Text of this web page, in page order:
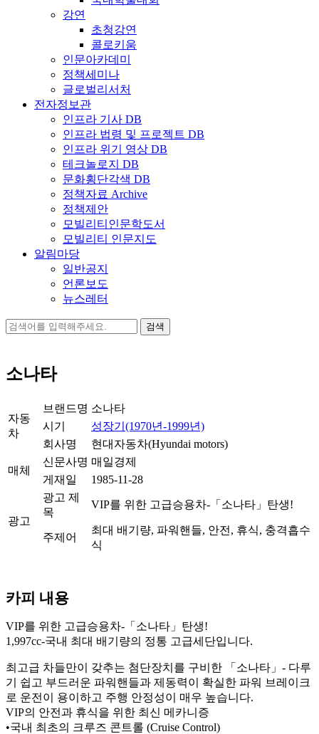
강연
초청강연
콜로키움
인문아카데미
정책세미나
글로벌리서처
전자정보관
인프라 기사 DB
인프라 법령 및 프로젝트 DB
인프라 위기 영상 DB
테크놀로지 DB
문화횡단각색 DB
정책자료 Archive
정책제안
모빌리티인문학도서
모빌리티 인문지도
알림마당
일반공지
언론보도
뉴스레터
검
소나타
자동
차
브랜드명 소나타
시기
성장기(1970년-1999년)
회사명
현대자동차(Hyundai motors)
매체
신문사명 매일경제
게재일
1985-11-28
광고
광고 제
목
VIP를 위한 고급승용차-「소나타」탄생!
주제어
최대 배기량, 파워핸들, 안전, 휴식, 충격흡수
식
카피 내용
VIP를 위한 고급승용차-「소나타」탄생!
1,997cc-국내 최대 배기량의 정통 고급세단입니다.
최고급 차들만이 갖추는 첨단장치를 구비한 「소나타」- 다루
기 쉽고 부드러운 파워핸들과 제동력이 확실한 파워 브레이크
로 운전이 용이하고 주행 안정성이 매우 높습니다.
VIP의 안전과 휴식을 위한 최신 메카니증
•국내 최초의 크루즈 콘트롤 (Cruise Control)